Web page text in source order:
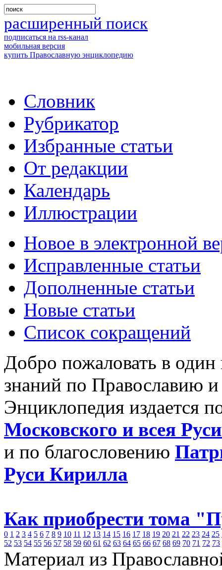
расширенный поиск
подписаться на rss-канал
мобильная версия
купить Православную энциклопедию
Словник
Рубрикатор
Избранные статьи
От редакции
Календарь
Иллюстрации
Новое в электронной
Исправленные статьи
Дополненные статьи
Новые статьи
Список сокращений
Добро пожаловать в
знаний по Православию
Энциклопедия издается
Московского и всея
и по благословению
Руси Кирилла
Как приобрести тома
0 1 2 3 4 5 6 7 8 9 10 11 12 13 14 15 16 17 18 19 20 21 22 23 24 25
52 53 54 55 56 57 58 59 60 61 62 63 64 65 66 67 68 69 70 71 72 73
Материал из